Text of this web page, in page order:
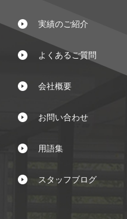
実績のご紹介
よくあるご質問
会社概要
お問い合わせ
用語集
スタッフブログ